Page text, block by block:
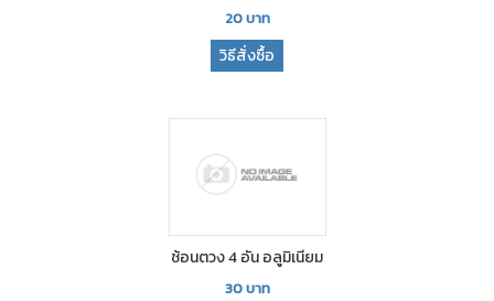
20บาท
วิธีสั่งซื้อ
ช้อนตวง 4 อัน อลูมิเนียม
30บาท